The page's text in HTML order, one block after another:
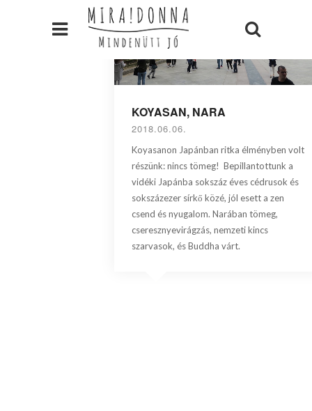
KOYASAN, NARA
2018.06.06.
Koyasanon Japánban ritka élményben volt
részünk: nincs tömeg! Bepillantottunk a
vidéki Japánba sokszáz éves cédrusok és
sokszázezer sírkő közé, jól esett a zen
csend és nyugalom. Narában tömeg,
cseresznyevirágzás, nemzeti kincs
szarvasok, és Buddha várt.